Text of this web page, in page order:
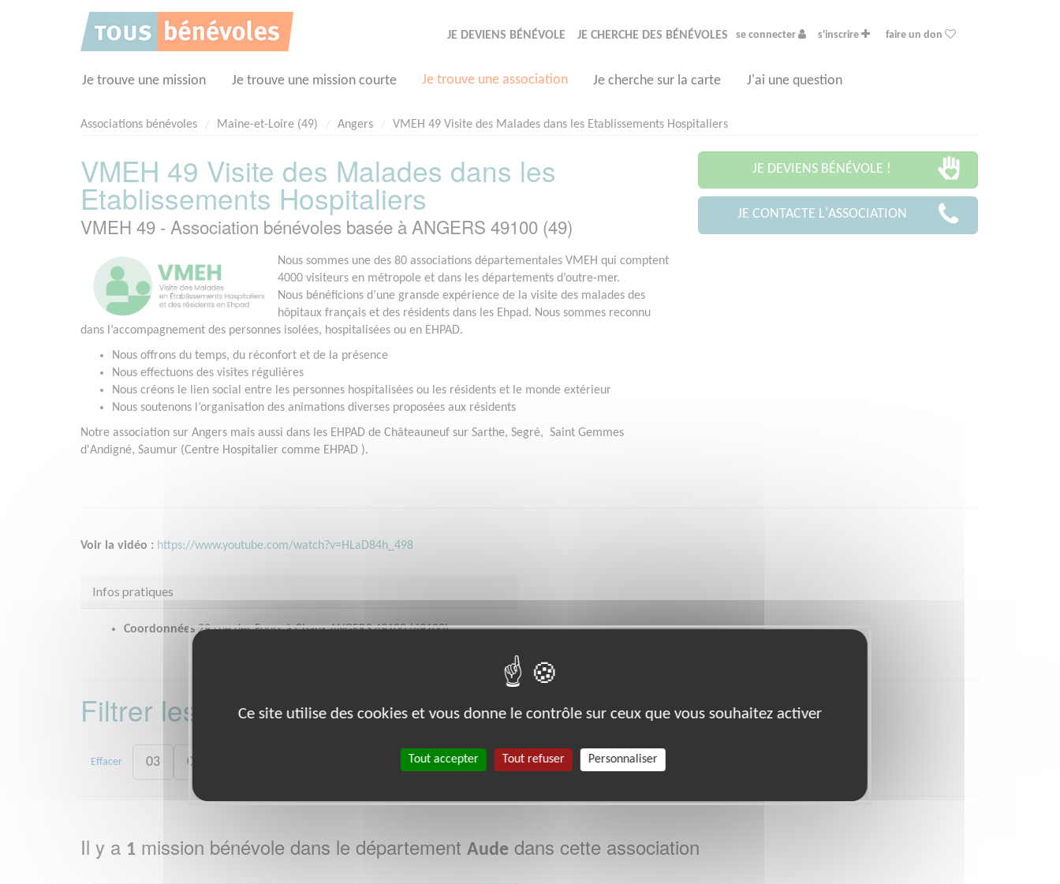
JE DEVIENS BÉNÉVOLE JE CHERCHE DES BÉNÉVOLES se connecter s'inscrire faire un don
Je trouve une mission Je trouve une mission courte Je trouve une association Je cherche sur la carte J'ai une question
Associations bénévoles Maine-et-Loire (49) Angers VMEH 49 Visite des Malades dans les Etablissements Hospitaliers
VMEH 49 Visite des Malades dans les
Etablissements Hospitaliers
VMEH 49 - Association bénévoles basée à ANGERS 49100 (49)
Nous sommes une des 80 associations départementales VMEH qui comptent
4000 visiteurs en métropole et dans les départements d’outre-mer.
Nous bénéficions d’une gransde expérience de la visite des malades des
hôpitaux français et des résidents dans les Ehpad. Nous sommes reconnu
dans l’accompagnement des personnes isolées, hospitalisées ou en EHPAD.
Nous offrons du temps, du réconfort et de la présence
Nous effectuons des visites régulières
Nous créons le lien social entre les personnes hospitalisées ou les résidents et le monde extérieur
Nous soutenons l’organisation des animations diverses proposées aux résidents
Notre association sur Angers mais aussi dans les EHPAD de Châteauneuf sur Sarthe, Segré, Saint Gemmes
d'Andigné, Saumur (Centre Hospitalier comme EHPAD ).
JE DEVIENS BÉNÉVOLE !
JE CONTACTE L'ASSOCIATION
Voir la vidéo : https://www.youtube.com/watch?v=HLaD84h_498
Infos pratiques
Coordonnées 29 rue des Fours à Chaux ANGERS 49100 (49100)
Filtrer les missions bénévoles par département :
Effacer 03 07 72 77 78 86 88 91
Il y a 1 mission bénévole dans le département Aude dans cette association
Ce site utilise des cookies et vous donne le contrôle sur ceux que vous souhaitez activer
Tout accepter Tout refuser Personnaliser